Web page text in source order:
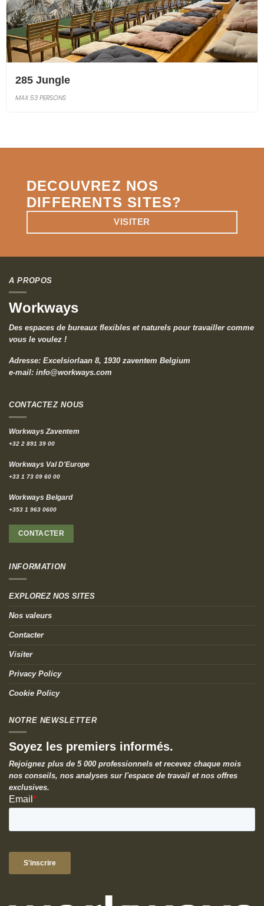
285 Jungle
MAX 53 PERSONS
DECOUVREZ NOS
DIFFERENTS SITES?
VISITER
A PROPOS
Workways
Des espaces de bureaux flexibles et naturels pour travailler comme
vous le voulez !
Adresse: Excelsiorlaan 8, 1930 zaventem Belgium
e-mail: info@workways.com
CONTACTEZ NOUS
Workways Zaventem
+32 2 891 39 00
Workways Val D'Europe
+33 1 73 09 60 00
Workways Belgard
+353 1 963 0600
CONTACTER
INFORMATION
EXPLOREZ NOS SITES
Nos valeurs
Contacter
Visiter
Privacy Policy
Cookie Policy
NOTRE NEWSLETTER
Soyez les premiers informés.
Rejoignez plus de 5 000 professionnels et recevez chaque mois
nos conseils, nos analyses sur l'espace de travail et nos offres
exclusives.